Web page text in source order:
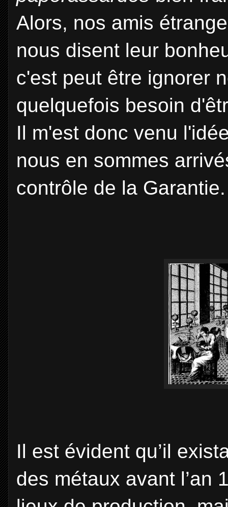
Alors, nos amis
nous disent leur
c'est peut être ignorer
quelquefois besoin
Il m'est donc venu
nous en sommes
contrôle de la Garantie.
Il est évident qu’il
des métaux avant l’an